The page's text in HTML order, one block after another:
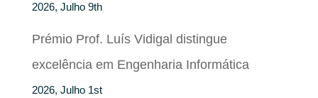
2026, Julho 9th
Prémio Prof. Luís Vidigal distingue
excelência em Engenharia Informática
2026, Julho 1st